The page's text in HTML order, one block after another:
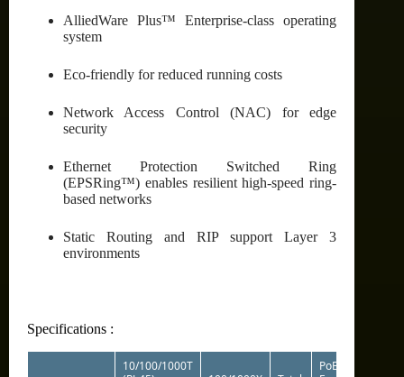
AlliedWare Plus™ Enterprise-class operating
system
Eco-friendly for reduced running costs
Network Access Control (NAC) for edge
security
Ethernet Protection Switched Ring
(EPSRing™) enables resilient high-speed ring-
based networks
Static Routing and RIP support Layer 3
environments
Specifications :
10/100/1000T
PoE